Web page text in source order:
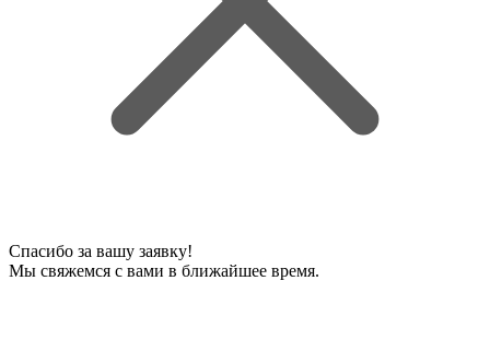
Спасибо за вашу заявку!
Мы свяжемся с вами в ближайшее время.